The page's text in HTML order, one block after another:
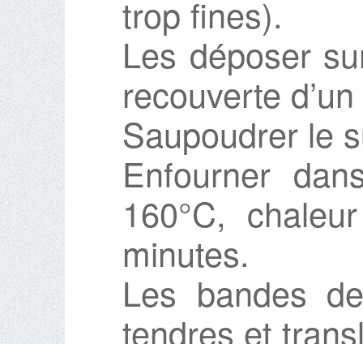
trop fines).
Les déposer
recouverte
Saupoudrer le
Enfourner
160°C,
minutes.
Les bandes
tendres et